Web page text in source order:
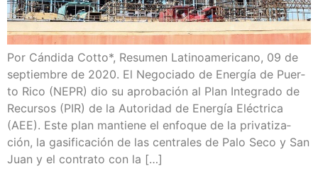
Por Cán­di­da Cot­to*, Resu­men Lati­no­ame­ri­cano, 09 de
sep­tiem­bre de 2020. El Nego­cia­do de Ener­gía de Puer­
to Rico (NEPR) dio su apro­ba­ción al Plan Inte­gra­do de
Recur­sos (PIR) de la Auto­ri­dad de Ener­gía Eléc­tri­ca
(AEE). Este plan man­tie­ne el enfo­que de la pri­va­ti­za­
ción, la gasi­fi­ca­ción de las cen­tra­les de Palo Seco y San
Juan y el con­tra­to con la […]